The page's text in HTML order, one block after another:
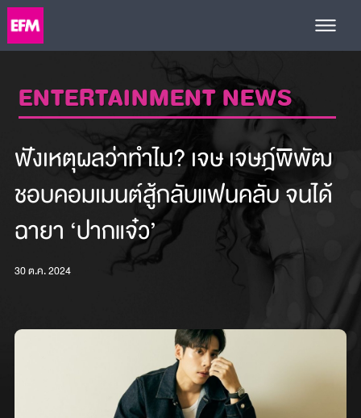
ENTERTAINMENT NEWS
ฟังเหตุผลว่าทำไม? เจษ เจษฎ์พิพัฒ
ชอบคอมเมนต์สู้กลับแฟนคลับ จนได้
ฉายา ‘ปากแจ๋ว’
30 ต.ค. 2024